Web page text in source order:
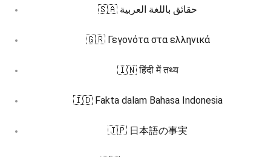
🇸🇦 حقائق باللغة العربية
🇬🇷 Γεγονότα στα ελληνικά
🇮🇳 हिंदी में तथ्य
🇮🇩 Fakta dalam Bahasa Indonesia
🇯🇵 日本語の事実